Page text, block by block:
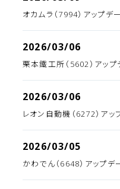
オカムラ（7994）アップデ
2026/03/06
栗本鐵工所（5602）アップ
2026/03/06
レオン自動機（6272）アッ
2026/03/05
かわでん（6648）アップデ